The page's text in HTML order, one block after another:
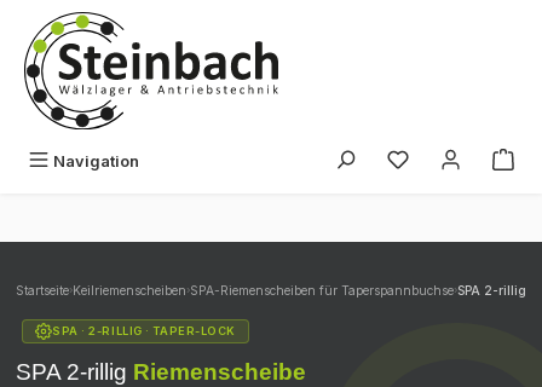
Zum Hauptinhalt springen
Navigation Du hast 0
Startseite›Keilriemenscheiben›SPA-Riemenscheiben für Taperspannbuchse›SPA 2-rillig
SPA · 2-RILLIG · TAPER-LOCK
SPA 2-rillig Riemenscheibe